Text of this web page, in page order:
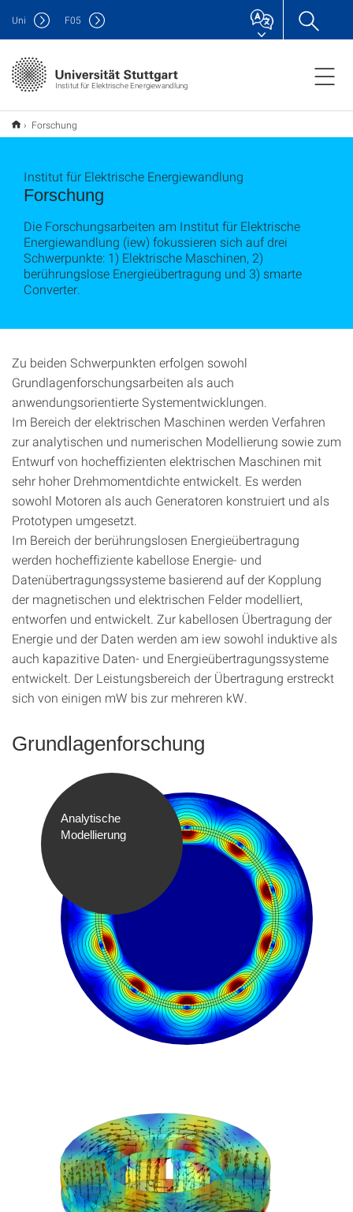
Institut für Elektrische Energiewandlung
Uni F05
Forschung
Forschung
Institut für Elektrische Energiewandlung
Die Forschungsarbeiten am Institut für Elektrische
Energiewandlung (iew) fokussieren sich auf drei
Schwerpunkte: 1) Elektrische Maschinen, 2)
berührungslose Energieübertragung und 3) smarte
Converter.
Zu beiden Schwerpunkten erfolgen sowohl
Grundlagenforschungsarbeiten als auch
anwendungsorientierte Systementwicklungen.
Im Bereich der elektrischen Maschinen werden Verfahren
zur analytischen und numerischen Modellierung sowie zum
Entwurf von hocheffizienten elektrischen Maschinen mit
sehr hoher Drehmomentdichte entwickelt. Es werden
sowohl Motoren als auch Generatoren konstruiert und als
Prototypen umgesetzt.
Im Bereich der berührungslosen Energieübertragung
werden hocheffiziente kabellose Energie- und
Datenübertragungssysteme basierend auf der Kopplung
der magnetischen und elektrischen Felder modelliert,
entworfen und entwickelt. Zur kabellosen Übertragung der
Energie und der Daten werden am iew sowohl induktive als
auch kapazitive Daten- und Energieübertragungssysteme
entwickelt. Der Leistungsbereich der Übertragung erstreckt
sich von einigen mW bis zur mehreren kW.
Grundlagenforschung
Analytische
Modellierung